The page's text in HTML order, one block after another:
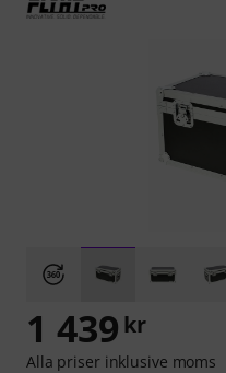
1 439 kr
Alla priser inklusive moms